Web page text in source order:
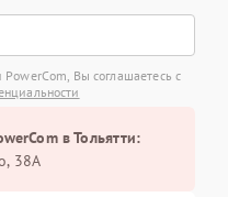
Вы соглашаетесь с
в Тольятти:
38А